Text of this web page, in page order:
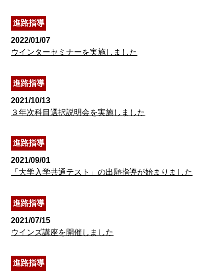
進路指導
2022/01/07
ウインターセミナーを実施しました
進路指導
2021/10/13
３年次科目選択説明会を実施しました
進路指導
2021/09/01
「大学入学共通テスト」の出願指導が始まりました
進路指導
2021/07/15
ウインズ講座を開催しました
進路指導